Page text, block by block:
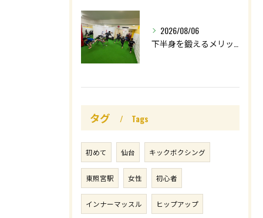
2026/08/06
タグ Tags
初めて 仙台 キックボクシング
東照宮駅 女性 初心者
インナーマッスル ヒップアップ